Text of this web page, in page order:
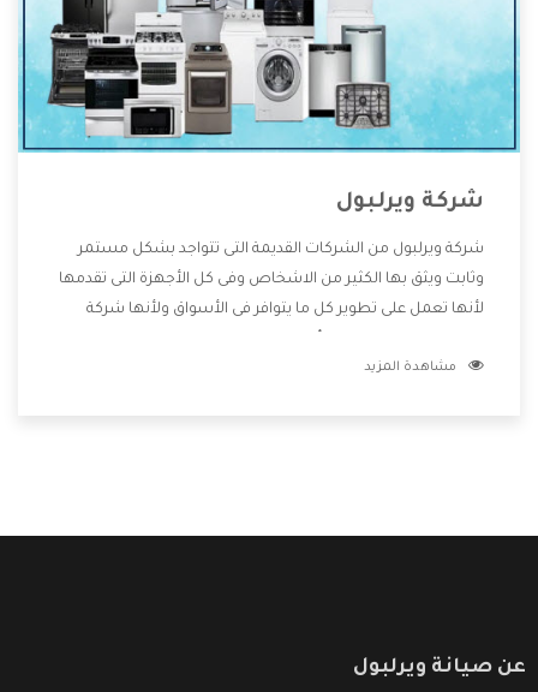
شركة ويرلبول
شركة ويرلبول من الشركات القديمة التى تتواجد بشكل مستمر
وثابت ويثق بها الكثير من الاشخاص وفى كل الأجهزة التى تقدمها
لأنها تعمل على تطوير كل ما يتوافر فى الأسواق ولأنها شركة
وتقدم للعملاء أقوى العروض والخصومات التى تسهل على
مشاهدة المزيد
عن صيانة ويرلبول